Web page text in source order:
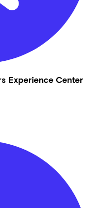
Experience Center